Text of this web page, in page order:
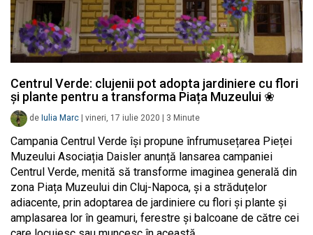
Centrul Verde: clujenii pot adopta jardiniere cu flori
și plante pentru a transforma Piața Muzeului ❀
de Iulia Marc vineri, 17 iulie 2020 3 Minute
Campania Centrul Verde își propune înfrumusețarea Pieței
Muzeului Asociația Daisler anunță lansarea campaniei
Centrul Verde, menită să transforme imaginea generală din
zona Piața Muzeului din Cluj-Napoca, și a străduțelor
adiacente, prin adoptarea de jardiniere cu flori și plante și
amplasarea lor în geamuri, ferestre și balcoane de către cei